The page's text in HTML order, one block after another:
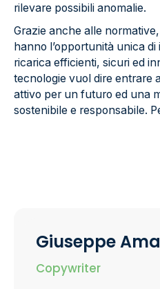
rilevare possibili anomalie.
Grazie anche alle
hanno l’opportunità unica di
ricarica efficienti, sicuri ed
tecnologie vuol dire entrare
attivo per un futuro ed una
sostenibile e responsabile.
Giuseppe
Copywriter